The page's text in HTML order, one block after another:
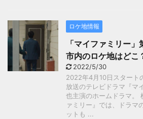
ロケ地情報
「マイファミリー
市内のロケ地はどこ
2022/5/30
2022年4月10日スタート
放送のテレビドラマ『マ
也主演のホームドラマ。
ァミリー』では、ドラマ
ットも ...